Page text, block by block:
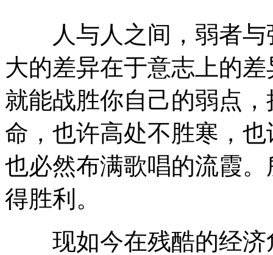
人与人之间，弱者与
大的差异在于意志上的
就能战胜你自己的弱点
命，也许高处不胜寒，
也必然布满歌唱的流霞
得胜利。
现如今在残酷的经济